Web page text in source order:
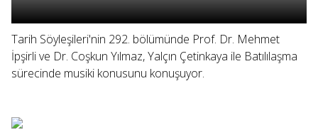
Tarih Söyleşileri'nin 292. bölümünde Prof. Dr. Mehmet
İpşirli ve Dr. Coşkun Yılmaz, Yalçın Çetinkaya ile Batılılaşma
sürecinde musiki konusunu konuşuyor.